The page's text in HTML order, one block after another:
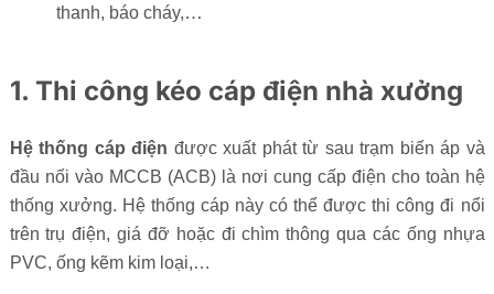
thanh, báo cháy,…
1. Thi công kéo cáp điện nhà xưởng
Hệ thống cáp điện được xuất phát từ sau trạm biến áp và
đầu nối vào MCCB (ACB) là nơi cung cấp điện cho toàn hệ
thống xưởng. Hệ thống cáp này có thể được thi công đi nổi
trên trụ điện, giá đỡ hoặc đi chìm thông qua các ống nhựa
PVC, ống kẽm kim loại,…